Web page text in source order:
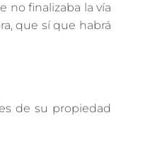
no finalizaba la vía
que sí que habrá
de su propiedad